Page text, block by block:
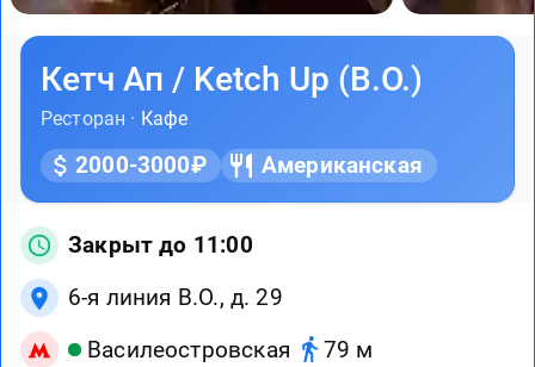
Кетч Ап / Ketch Up (В.О.)
Ресторан · Кафе
2000-3000₽ Американская
Закрыт до 11:00
6-я линия В.О., д. 29
Василеостровская
79 м